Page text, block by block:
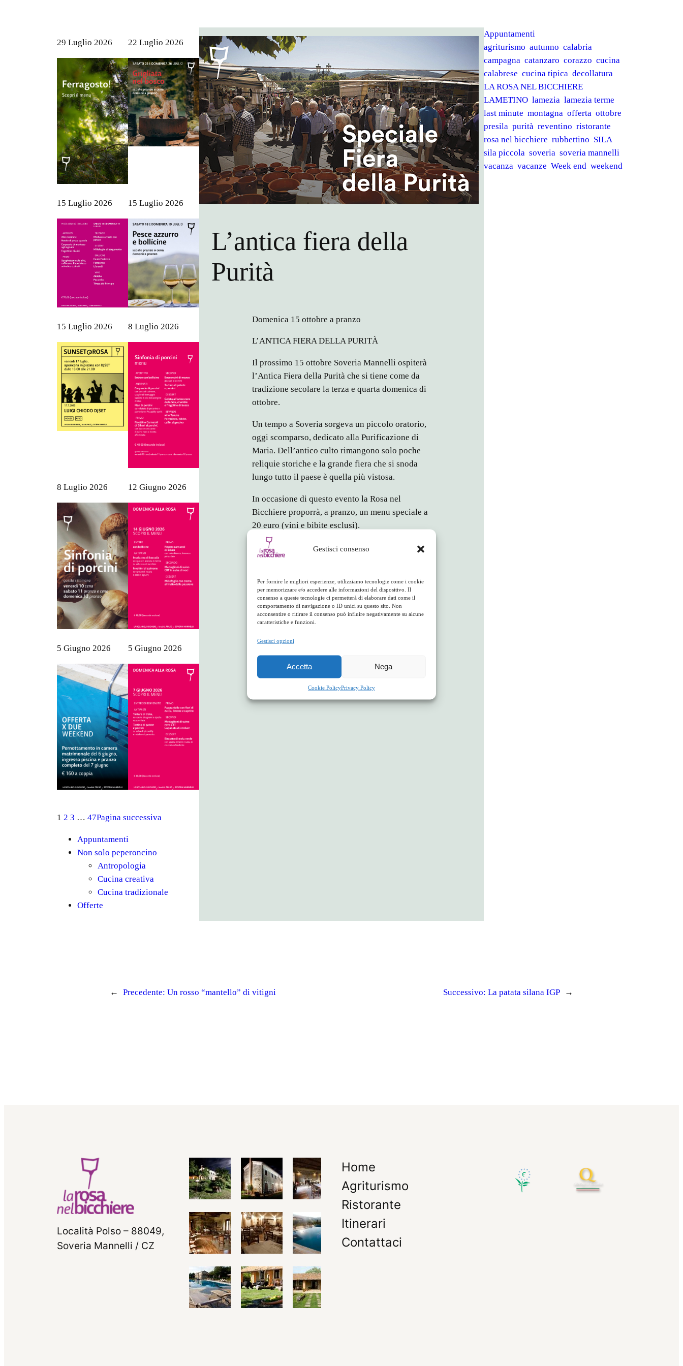
Gestisci consenso
Per fornire le migliori esperienze, utilizziamo tecnologie come i cookie
per memorizzare e/o accedere alle informazioni del dispositivo. Il
consenso a queste tecnologie ci permetterà di elaborare dati come il
comportamento di navigazione o ID unici su questo sito. Non
acconsentire o ritirare il consenso può influire negativamente su alcune
caratteristiche e funzioni.
Gestisci opzioni
Accetta Nega
Cookie PolicyPrivacy Policy
29 Luglio 2026 22 Luglio 2026
15 Luglio 2026 15 Luglio 2026
15 Luglio 2026 8 Luglio 2026
8 Luglio 2026 12 Giugno 2026
5 Giugno 2026 5 Giugno 2026
1 2 3 … 47Pagina successiva
Appuntamenti
Non solo peperoncino
Antropologia
Cucina creativa
Cucina tradizionale
Offerte
L’antica fiera della
Purità
Domenica 15 ottobre a pranzo
L’ANTICA FIERA DELLA PURITÀ
Il prossimo 15 ottobre Soveria Mannelli ospiterà
l’Antica Fiera della Purità che si tiene come da
tradizione secolare la terza e quarta domenica di
ottobre.
Un tempo a Soveria sorgeva un piccolo oratorio,
oggi scomparso, dedicato alla Purificazione di
Maria. Dell’antico culto rimangono solo poche
reliquie storiche e la grande fiera che si snoda
lungo tutto il paese è quella più vistosa.
In occasione di questo evento la Rosa nel
Bicchiere proporrà, a pranzo, un menu speciale a
20 euro (vini e bibite esclusi).
Una proposta originale per una domenica
all’insegna della tradizione e del piccolo mondo
Si consiglia la prenotazione
inAppuntamenti
facebooktwitterlinkedinwhatsapptelegram link
Appuntamenti
agriturismo autunno calabria
campagna catanzaro corazzo cucina
calabrese cucina tipica decollatura
LA ROSA NEL BICCHIERE
LAMETINO lamezia lamezia terme
last minute montagna offerta ottobre
presila purità reventino ristorante
rosa nel bicchiere rubbettino SILA
sila piccola soveria soveria mannelli
vacanza vacanze Week end weekend
← Precedente: Un rosso “mantello” di vitigni Successivo: La patata silana IGP →
Località Polso – 88049,
Soveria Mannelli / CZ
Home
Agriturismo
Ristorante
Itinerari
Contattaci